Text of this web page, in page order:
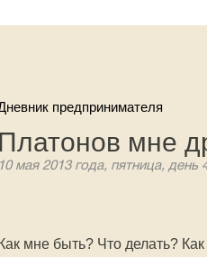
предпринимателя
Платонов мне
10 мая 2013 года, пятница, день
Как мне быть? Что делать?